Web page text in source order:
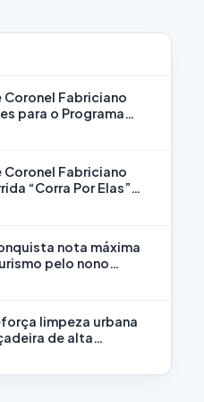
Fabriciano
para o Programa
Fabriciano
“Corra Por Elas”
a luta contra a
nota máxima
pelo nono
limpeza urbana
de alta